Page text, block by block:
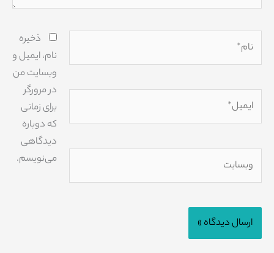
ایمیل*
ذخیره
نام، ایمیل و
وبسایت من
در مرورگر
برای زمانی
که دوباره
دیدگاهی
می‌نویسم.